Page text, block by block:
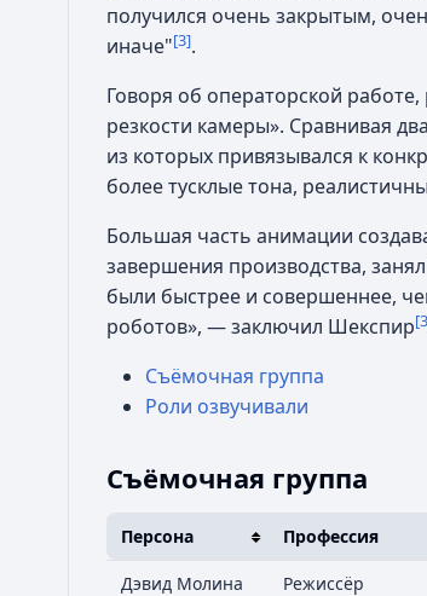
получился очень закрытым,
иначе"[3].
Говоря об операторской
резкости камеры». Сравнивая
из которых привязывался к
более тусклые тона,
Большая часть анимации
завершения производства,
были быстрее и совершеннее,
роботов», — заключил Шекспир
Съёмочная группа
Роли озвучивали
Съёмочная группа
Персона Профессия
Дэвид Молина Режиссёр